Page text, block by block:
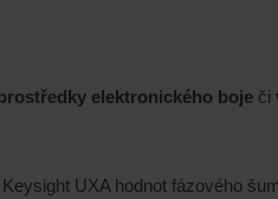
elektronického boje či
UXA hodnot fázového